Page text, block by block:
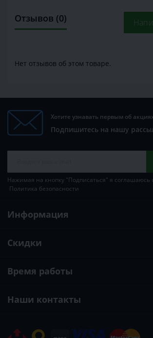
Отзывов (0)
Нет отзывов об этом товаре.
Хотите узнавать первым об
Подпишитесь на нашу
Нажимая на кнопку "Подписаться" я соглашаюсь
Политика безопасности
Информация
Скидки
Время работы
Наши контакты